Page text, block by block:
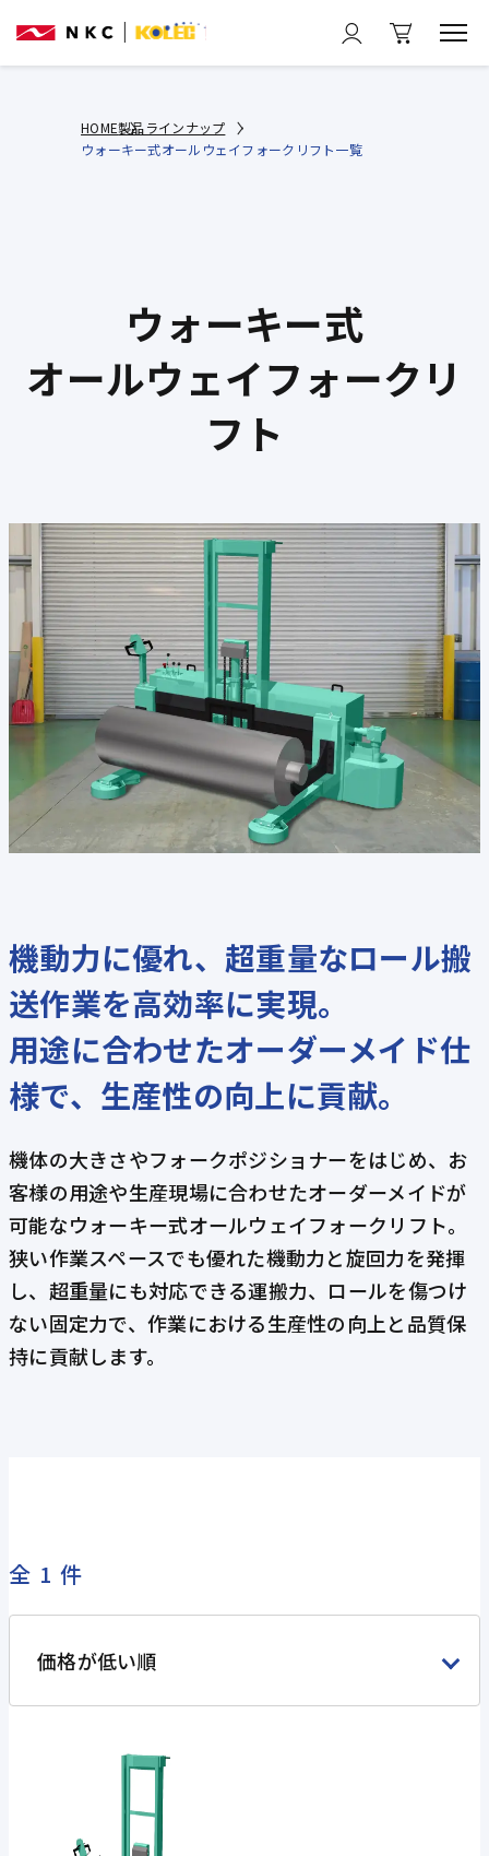
HOME製品ラインナップ
ウォーキー式オールウェイフォークリフト一覧
ウォーキー式
オールウェイフォークリ
フト
機動力に優れ、超重量なロール搬
送作業を高効率に実現。
用途に合わせたオーダーメイド仕
様で、生産性の向上に貢献。
機体の大きさやフォークポジショナーをはじめ、お
客様の用途や生産現場に合わせたオーダーメイドが
可能なウォーキー式オールウェイフォークリフト。
狭い作業スペースでも優れた機動力と旋回力を発揮
し、超重量にも対応できる運搬力、ロールを傷つけ
ない固定力で、作業における生産性の向上と品質保
持に貢献します。
全1件
価格が低い順